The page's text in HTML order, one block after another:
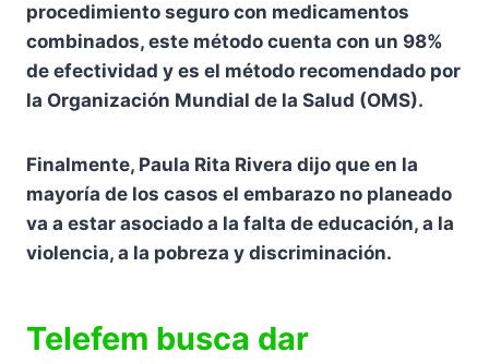
procedimiento seguro con medicamentos
combinados, este método cuenta con un 98%
de efectividad y es el método recomendado por
la Organización Mundial de la Salud (OMS).
Finalmente, Paula Rita Rivera dijo que en la
mayoría de los casos el embarazo no planeado
va a estar asociado a la falta de educación, a la
violencia, a la pobreza y discriminación.
Telefem busca dar